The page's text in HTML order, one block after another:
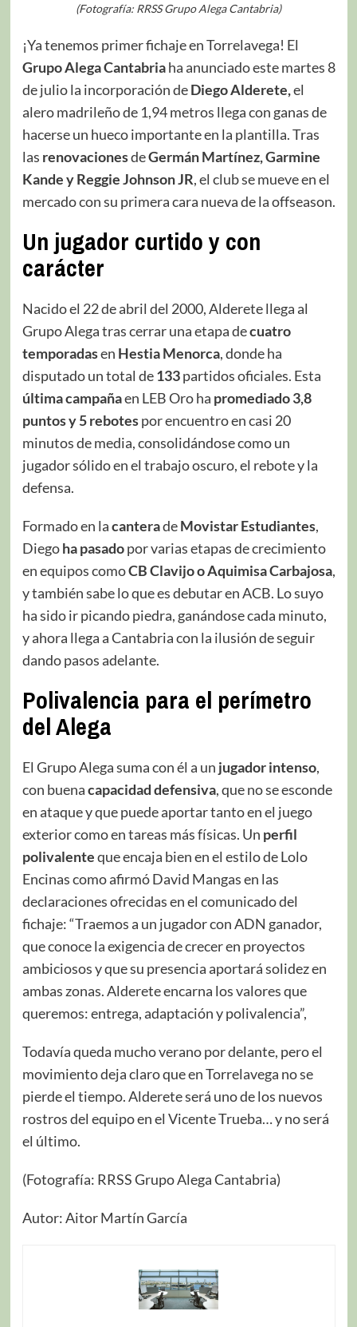
(Fotografía: RRSS Grupo Alega Cantabria)
¡Ya tenemos primer fichaje en Torrelavega! El
Grupo Alega Cantabriaha anunciado este martes 8
de julio la incorporación deDiego Alderete,el
alero madrileño de 1,94 metros llega con ganas de
hacerse un hueco importante en la plantilla. Tras
las renovacionesdeGermán Martínez, Garmine
Kande y Reggie Johnson JR, el club se mueve en el
mercado con su primera cara nueva de la offseason.
Un jugador curtido y con
carácter
Nacido el 22 de abril del 2000, Alderete llega al
Grupo Alega tras cerrar una etapa decuatro
temporadasen Hestia Menorca, donde ha
disputado un total de133partidos oficiales. Esta
últimacampañaen LEB Oro ha promediado 3,8
puntos y 5 rebotespor encuentro en casi 20
minutos de media, consolidándose como un
jugador sólido en el trabajo oscuro, el rebote y la
defensa.
Formado en lacanteradeMovistar Estudiantes,
Diegoha pasadopor varias etapas de crecimiento
en equipos comoCB Clavijo o Aquimisa Carbajosa,
y también sabe lo que es debutar en ACB. Lo suyo
ha sido ir picando piedra, ganándose cada minuto,
y ahora llega a Cantabria con la ilusión de seguir
dando pasos adelante.
Polivalencia para el perímetro
del Alega
El Grupo Alega suma con él a un jugador intenso,
con buenacapacidaddefensiva, que no se esconde
en ataque y que puede aportar tanto en el juego
exterior como en tareas más físicas. Un perfil
polivalenteque encaja bien en el estilo de Lolo
Encinas como afirmó David Mangas en las
declaraciones ofrecidas en el comunicado del
fichaje: “Traemos a un jugador con ADN ganador,
que conoce la exigencia de crecer en proyectos
ambiciosos y que su presencia aportará solidez en
ambas zonas. Alderete encarna los valores que
queremos: entrega, adaptación y polivalencia”,
Todavía queda mucho verano por delante, pero el
movimiento deja claro que en Torrelavega no se
pierde el tiempo. Alderete será uno de los nuevos
rostros del equipo en el Vicente Trueba… y no será
el último.
(Fotografía: RRSS Grupo Alega Cantabria)
Autor: Aitor Martín García